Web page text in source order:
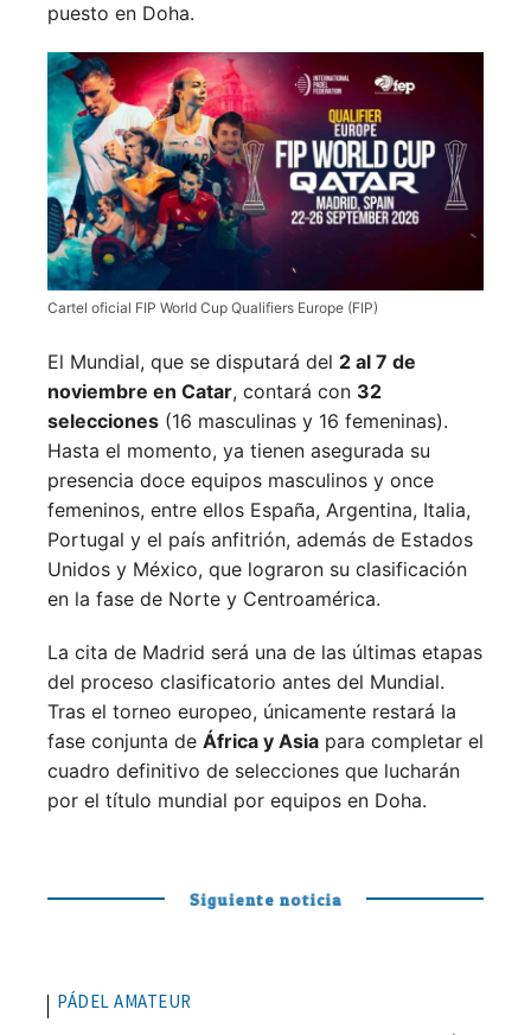
puesto en Doha.
Cartel oficial FIP World Cup Qualifiers Europe (FIP)
El Mundial, que se disputará del 2 al 7 de
noviembre en Catar, contará con 32
selecciones (16 masculinas y 16 femeninas).
Hasta el momento, ya tienen asegurada su
presencia doce equipos masculinos y once
femeninos, entre ellos España, Argentina, Italia,
Portugal y el país anfitrión, además de Estados
Unidos y México, que lograron su clasificación
en la fase de Norte y Centroamérica.
La cita de Madrid será una de las últimas etapas
del proceso clasificatorio antes del Mundial.
Tras el torneo europeo, únicamente restará la
fase conjunta de África y Asia para completar el
cuadro definitivo de selecciones que lucharán
por el título mundial por equipos en Doha.
Siguiente noticia
PÁDEL AMATEUR